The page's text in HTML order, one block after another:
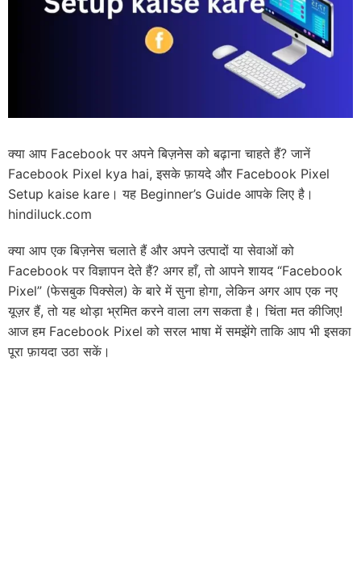
क्या आप Facebook पर अपने बिज़नेस को बढ़ाना चाहते हैं? जानें
Facebook Pixel kya hai, इसके फ़ायदे और Facebook Pixel
Setup kaise kare। यह Beginner’s Guide आपके लिए है।
hindiluck.com
क्या आप एक बिज़नेस चलाते हैं और अपने उत्पादों या सेवाओं को
Facebook पर विज्ञापन देते हैं? अगर हाँ, तो आपने शायद “Facebook
Pixel” (फेसबुक पिक्सेल) के बारे में सुना होगा, लेकिन अगर आप एक नए
यूज़र हैं, तो यह थोड़ा भ्रमित करने वाला लग सकता है। चिंता मत कीजिए!
आज हम Facebook Pixel को सरल भाषा में समझेंगे ताकि आप भी इसका
पूरा फ़ायदा उठा सकें।